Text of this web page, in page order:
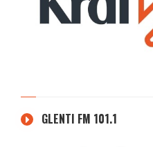
GLENTI FM 101.1